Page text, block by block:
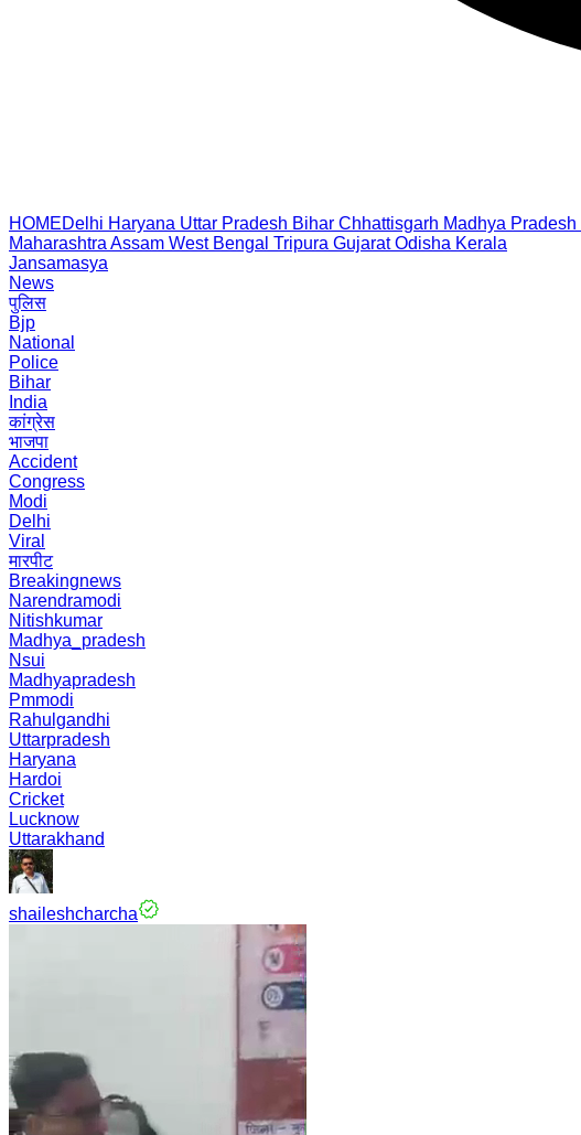
HOMEDelhi Haryana Uttar Pradesh Bihar Chhattisgarh Madhya Pradesh
Maharashtra Assam West Bengal Tripura Gujarat Odisha Kerala
Jansamasya
News
पुलिस
Bjp
National
Police
Bihar
India
कांग्रेस
भाजपा
Accident
Congress
Modi
Delhi
Viral
मारपीट
Breakingnews
Narendramodi
Nitishkumar
Madhya_pradesh
Nsui
Madhyapradesh
Pmmodi
Rahulgandhi
Uttarpradesh
Haryana
Hardoi
Cricket
Lucknow
Uttarakhand
shaileshcharcha